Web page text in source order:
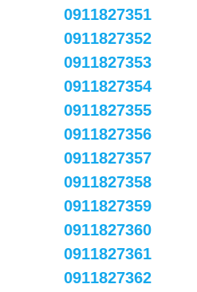
0911827351
0911827352
0911827353
0911827354
0911827355
0911827356
0911827357
0911827358
0911827359
0911827360
0911827361
0911827362